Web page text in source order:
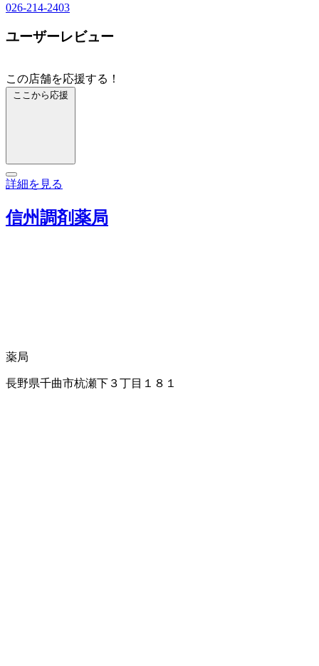
026-214-2403
ユーザーレビュー
この店舗を応援する！
ここから応援
詳細を見る
信州調剤薬局
薬局
長野県千曲市杭瀬下３丁目１８１